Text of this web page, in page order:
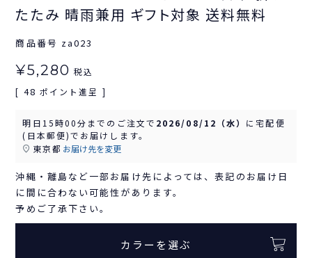
たたみ 晴雨兼用 ギフト対象 送料無料
商品番号 za023
¥5,280 税込
[ 48 ポイント進呈 ]
明日 15時00分 までのご注文で 2026/08/12（水） に宅配便
(日本郵便)でお届けします。
東京都 お届け先を変更
沖縄・離島など一部お届け先によっては、表記のお届け日
に間に合わない可能性があります。
予めご了承下さい。
カラーを選ぶ